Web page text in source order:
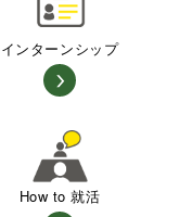
インターンシップ
How to 就活